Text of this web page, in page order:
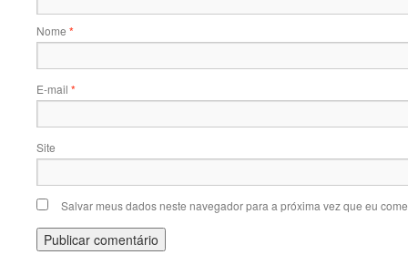
Nome *
E-mail *
Site
Salvar meus dados neste navegador para a próxima vez que eu